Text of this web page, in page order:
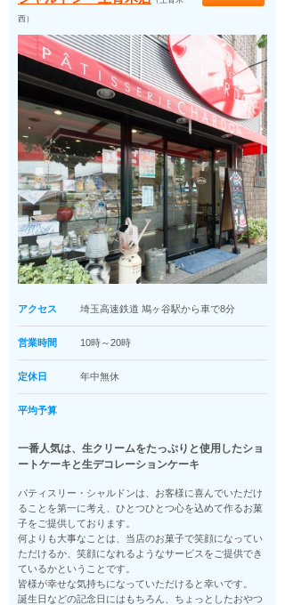
西）
アクセス 埼玉高速鉄道 鳩ヶ谷駅から車で8分
営業時間 10時～20時
定休日 年中無休
平均予算
一番人気は、生クリームをたっぷりと使用したショ
ートケーキと生デコレーションケーキ
パティスリー・シャルドンは、お客様に喜んでいただけ
ることを第一に考え、ひとつひとつ心を込めて作るお菓
子をご提供しております。
何よりも大事なことは、当店のお菓子で笑顔になってい
ただけるか、笑顔になれるようなサービスをご提供でき
ているかということです。
皆様が幸せな気持ちになっていただけると幸いです。
誕生日などの記念日にはもちろん、ちょっとしたおやつ